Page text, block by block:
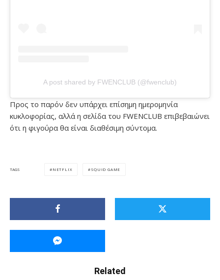
A post shared by FWENCLUB (@fwenclub)
Προς το παρόν δεν υπάρχει επίσημη ημερομηνία
κυκλοφορίας, αλλά η σελίδα του FWENCLUB επιβεβαιώνει
ότι η φιγούρα θα είναι διαθέσιμη σύντομα.
TAGS NETFLIX SQUID GAME
Related